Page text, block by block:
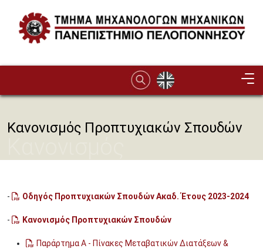
Image
Κανονισμός Προπτυχιακών Σπουδών
- Οδηγός Προπτυχιακών Σπουδών Ακαδ. Έτους 2023-2024
- Κανονισμός Προπτυχιακών Σπουδών
Παράρτημα Α - Πίνακες Μεταβατικών Διατάξεων &